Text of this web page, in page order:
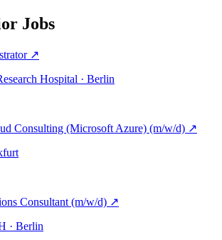
Jobs
↗
Hospital · Berlin
Consulting (Microsoft Azure) (m/w/d) ↗
Consultant (m/w/d) ↗
· Berlin